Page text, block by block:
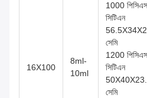
16X100
8ml-
10ml
1000
সিটিএন
সেমি
1200
সিটিএন
সেমি